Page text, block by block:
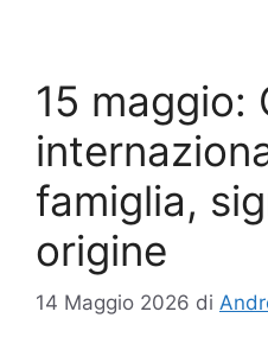
15 maggio:
famiglia,
origine
14 Maggio 2026 di